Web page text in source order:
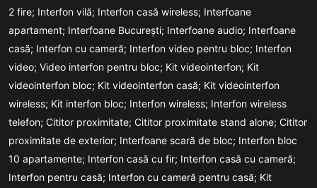
2 fire; Interfon vilă; Interfon casă wireless; Interfoane
apartament; Interfoane București; Interfoane audio; Interfoane
casă; Interfon cu cameră; Interfon video pentru bloc; Interfon
video; Video interfon pentru bloc; Kit videointerfon; Kit
videointerfon bloc; Kit videointerfon casă; Kit videointerfon
wireless; Kit interfon bloc; Interfon wireless; Interfon wireless
telefon; Cititor proximitate; Cititor proximitate stand alone; Cititor
proximitate de exterior; Interfoane scară de bloc; Interfon bloc
10 apartamente; Interfon casă cu fir; Interfon casă cu cameră;
Interfon pentru casă; Interfon cu cameră pentru casă; Kit